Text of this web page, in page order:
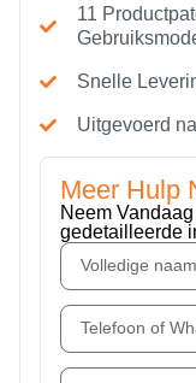
11
Snelle
Uitgevoerd
Meer Hulp
Neem
gedetailleerde